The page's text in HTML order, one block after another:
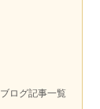
ブログ記事一覧